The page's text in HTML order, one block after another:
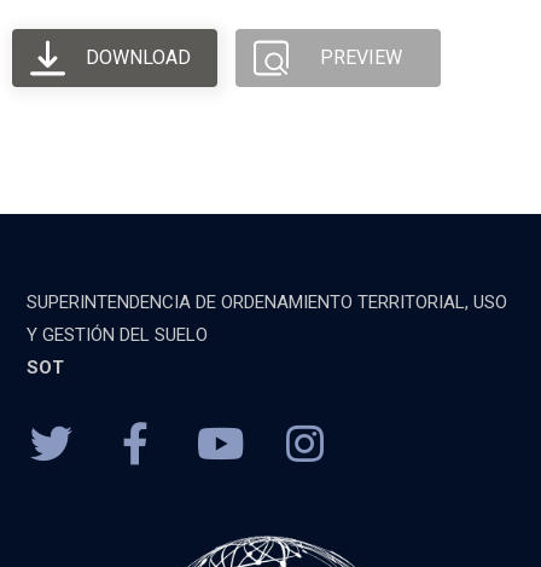
DOWNLOAD PREVIEW
SUPERINTENDENCIA DE ORDENAMIENTO TERRITORIAL, USO
Y GESTIÓN DEL SUELO
SOT